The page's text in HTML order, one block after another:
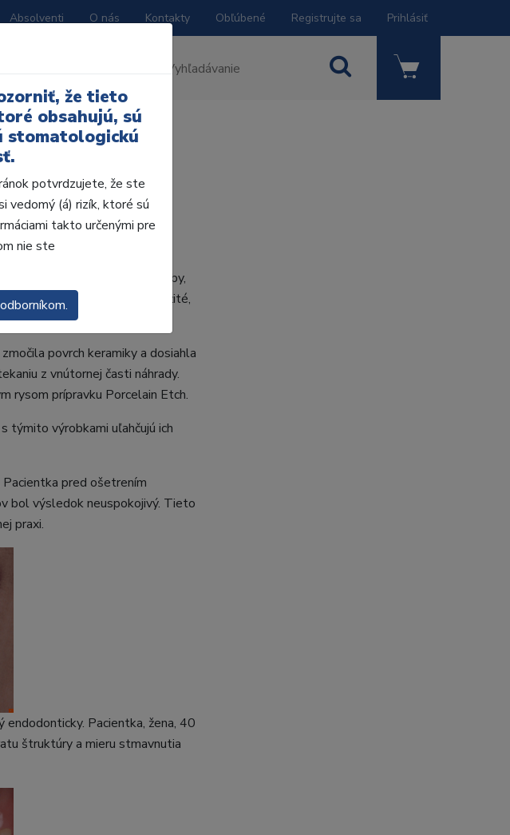
Absolventi O nás Kontakty Obľúbené Registrujte sa Prihlásiť
v podstate určuje kvalitu väzby,
úrovni väzby, je dôležité,
silu väzby.
povrch keramiky a dosiahla
z vnútornej časti náhrady.
rysom prípravku Porcelain Etch.
týmito výrobkami uľahčujú ich
pred ošetrením
bol výsledok neuspokojivý. Tieto
praxi.
Pacientka, žena, 40
štruktúry a mieru stmavnutia
že tieto
obsahujú, sú
stomatologickú
potvrdzujete, že ste
vedomý (á) rizík, ktoré sú
takto určenými pre
nie ste